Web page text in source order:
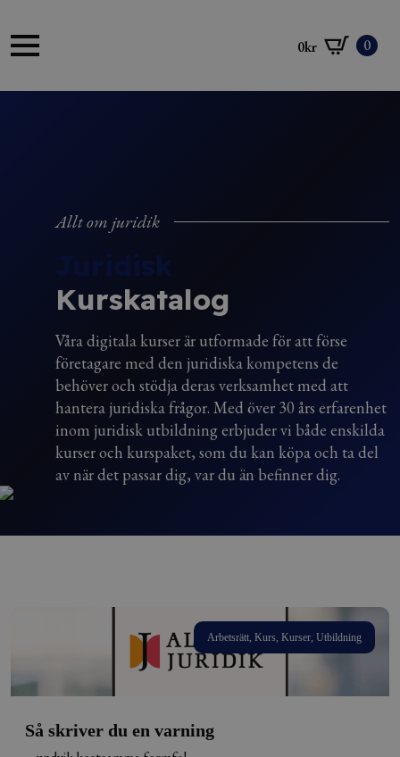
0kr 0
Allt om juridik
Juridisk
Kurskatalog
Våra digitala kurser är utformade för att förse
företagare med den juridiska kompetens de
behöver och stödja deras verksamhet med att
hantera juridiska frågor. Med över 30 års erfarenhet
inom juridisk utbildning erbjuder vi både enskilda
kurser och kurspaket, som du kan köpa och ta del
av när det passar dig, var du än befinner dig.
Arbetsrätt, Kurs, Kurser, Utbildning
Så skriver du en varning